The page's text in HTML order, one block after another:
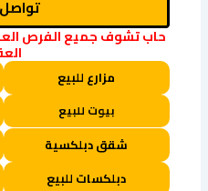
حاب تشوف جميع الفرص
مزارع للبيع
بيوت للبيع
شقق دبلكسية
دبلكسات للبيع